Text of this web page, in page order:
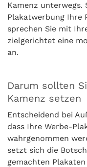
Kamenz unterwegs.
Plakatwerbung Ihre
sprechen Sie mit
zielgerichtet eine
an.
Darum sollten
Kamenz setzen
Entscheidend bei
dass Ihre Werbe-
wahrgenommen
setzt sich die
gemachten